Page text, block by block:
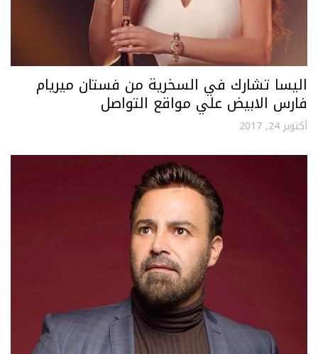
اليسا تشارك في السخرية من فستان ميريام
فارس الابيض علي مواقع التواصل
أكتوبر 24, 2017